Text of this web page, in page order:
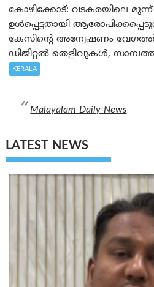
കോഴിക്കോട്: വടകരയിലെ
ഉൾപ്പെട്ടതായി
കേസിന്റെ അന്വേഷണം
ഡിജിറ്റൽ തെളിവുകൾ,
KERALA
Malayalam Daily News
LATEST NEWS